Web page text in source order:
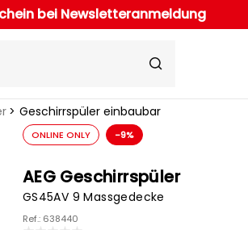
bei Newsletteranmeldung
Geschirrspüler einbaubar
ONLINE ONLY -9%
AEG Geschirrspüler
GS45AV 9 Massgedecke
Ref.: 638440